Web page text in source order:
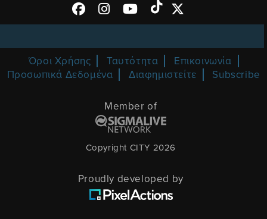
Όροι Χρήσης Ταυτότητα
Επικοινωνία
Προσωπικά Δεδομένα
Διαφημιστείτε Subscribe
Member of
Copyright CITY 2026
Proudly developed by